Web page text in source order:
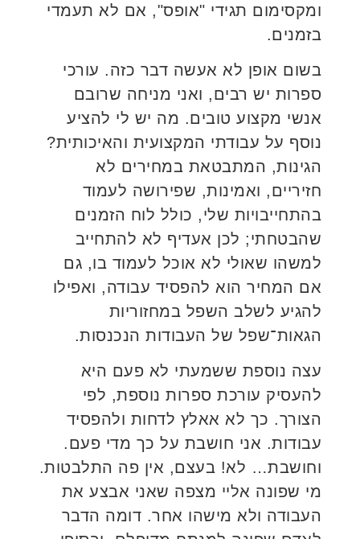
ומקסימום תגידי "אופס", אם לא תעמדי
בזמנים.
בשום אופן לא אעשה דבר כזה. עורכי
ספרות יש רבים, ואני מניחה שרובם
אנשי מקצוע טובים. מה יש לי להציע
נוסף על עבודתי המקצועית והאיכותית?
הגינות, המתבטאת במחירים לא
חזיריים, ואמינות, שפירושה לעמוד
בהתחייבויות שלי, כולל לוח הזמנים
שהבטחתי; לכן אעדיף לא להתחייב
למשהו שאולי לא אוכל לעמוד בו, גם
אם המחיר הוא להפסיד עבודה, ואפילו
להגיע לשלב השפל במחזוריות
הגאות־שפל של העבודות הנכנסות.
עצה נוספת ששמעתי לא פעם היא
להעסיק עורכת ספרות נוספת, לפי
הצורך. כך לא אאלץ לדחות ולהפסיד
עבודות. אני חושבת על כך מדי פעם.
וחושבת… לא! בעצם, אין פה התלבטות.
מי שפונה אליי מצפה שאני אבצע את
העבודה ולא מישהו אחר. דומה הדבר